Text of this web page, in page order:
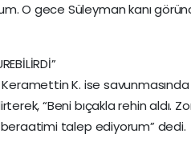
O gece Süleyman kanı
Keramettin K. ise
“Beni bıçakla rehin aldı.
talep ediyorum” dedi.